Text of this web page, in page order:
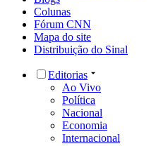
Colunas
Fórum CNN
Mapa do site
Distribuição do Sinal
Editorias
Ao Vivo
Política
Nacional
Economia
Internacional